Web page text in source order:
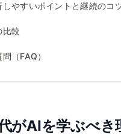
しやすいポイントと継続のコ
比較
（FAQ）
がAIを学ぶべき